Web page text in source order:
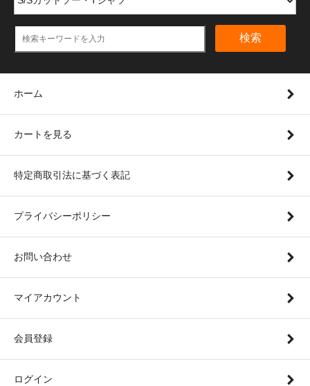
検索
ホーム
カートを見る
特定商取引法に基づく表記
プライバシーポリシー
お問い合わせ
マイアカウント
会員登録
ログイン